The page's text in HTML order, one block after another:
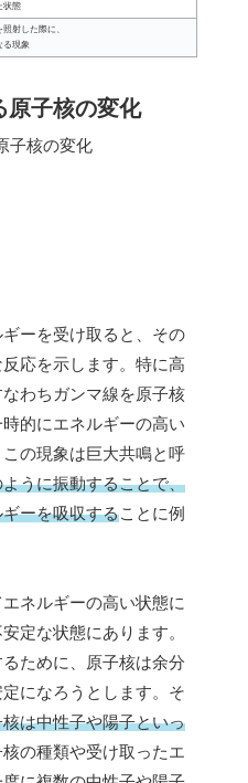
状態
射した際に、
る現象
原子核の変化
ーを受け取ると、その
応を示します。特に高
わちガンマ線を原子核
的にエネルギーの高い
の現象は巨大共鳴と呼
うに振動することで、
ーを吸収することに例
ネルギーの高い状態に
定な状態にあります。
ために、原子核は余分
になろうとします。そ
は中性子や陽子といっ
核の種類や受け取ったエ